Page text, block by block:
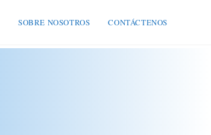
SOBRE NOSOTROS CONTÁCTENOS